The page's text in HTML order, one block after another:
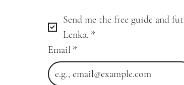
Send me the free guide and
Lenka. *
Email *